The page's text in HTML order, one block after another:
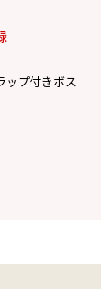
ップ付きボス